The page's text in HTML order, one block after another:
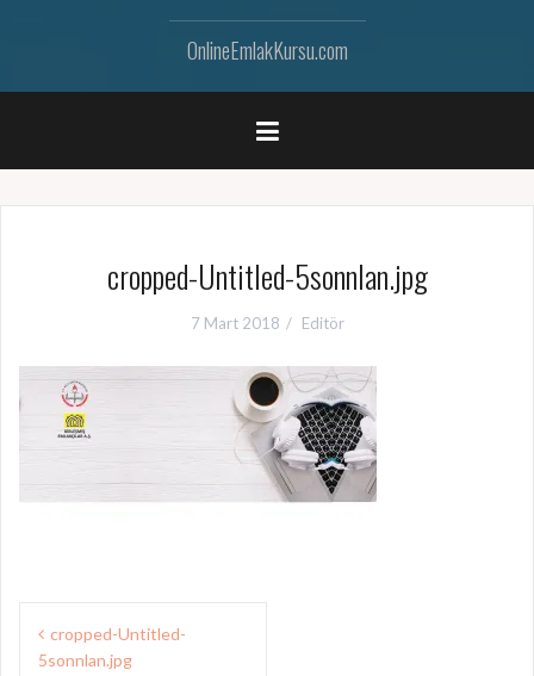
OnlineEmlakKursu.com
cropped-Untitled-5sonnlan.jpg
7 Mart 2018 Editör
cropped-Untitled-
5sonnlan.jpg